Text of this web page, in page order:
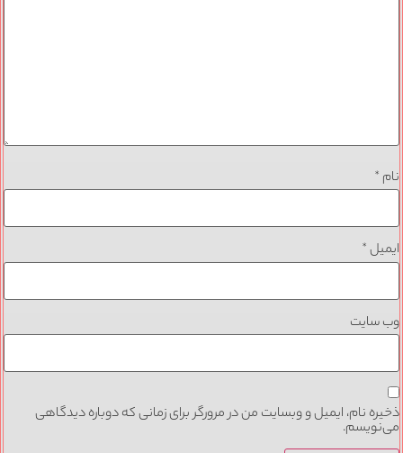
نام *
ایمیل*
وب‌ سایت
ذخیره نام، ایمیل و وبسایت من در مرورگر برای زمانی که دوباره دیدگاهی
می‌نویسم.